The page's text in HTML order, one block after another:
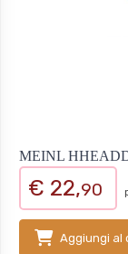
MEINL
€ 22,90
Aggiungi al